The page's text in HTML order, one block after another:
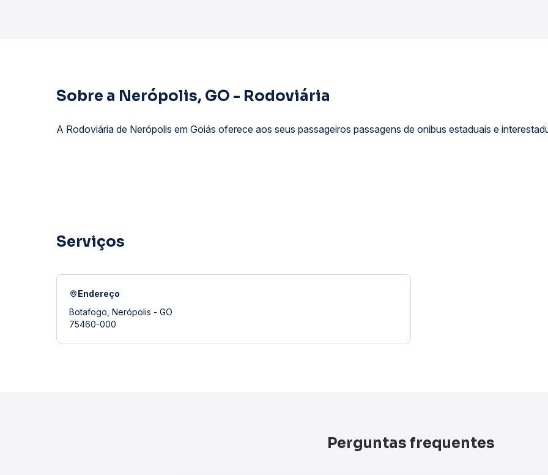
Sobre a Nerópolis, GO - Rodoviária
A Rodoviária de Nerópolis em Goiás oferece aos seus passageiros passagens de onibus estaduais e
Serviços
Endereço
Botafogo, Nerópolis - GO
75460-000
Perguntas frequentes